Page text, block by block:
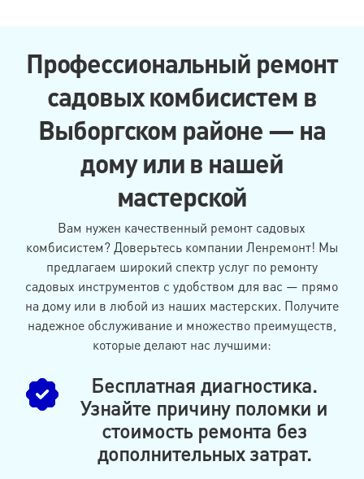
Профессиональный ремонт
садовых комбисистем в
Выборгском районе — на
дому или в нашей
мастерской
Вам нужен качественный ремонт садовых
комбисистем? Доверьтесь компании Ленремонт! Мы
предлагаем широкий спектр услуг по ремонту
садовых инструментов с удобством для вас — прямо
на дому или в любой из наших мастерских. Получите
надежное обслуживание и множество преимуществ,
которые делают нас лучшими:
Бесплатная диагностика.
Узнайте причину поломки и
стоимость ремонта без
дополнительных затрат.